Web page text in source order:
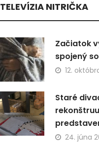
TELEVÍZIA NITRIČKA
Začiatok
spojený
12.
Staré
24. júna